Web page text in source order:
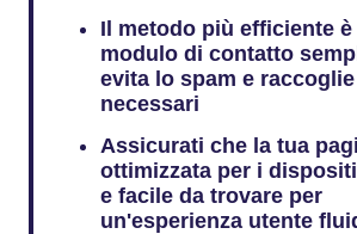
Il metodo più efficiente è
modulo di contatto
evita lo spam e
necessari
Assicurati che la tua
ottimizzata per i
e facile da trovare per
un'esperienza utente